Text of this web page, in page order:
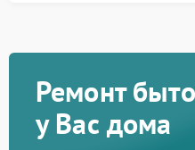
Ремонт
у Вас дома